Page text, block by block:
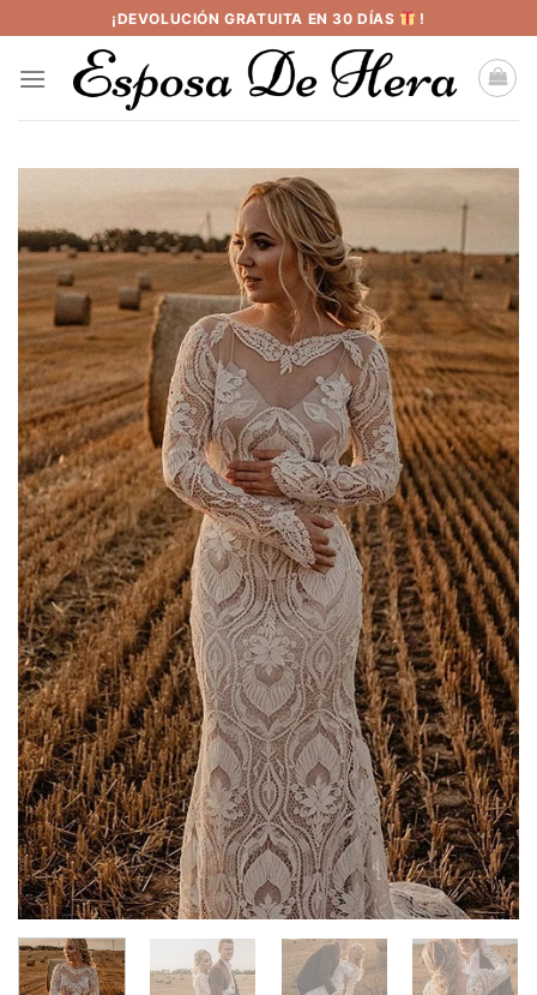
al
contenido
¡DEVOLUCIÓN GRATUITA EN 30 DÍAS !